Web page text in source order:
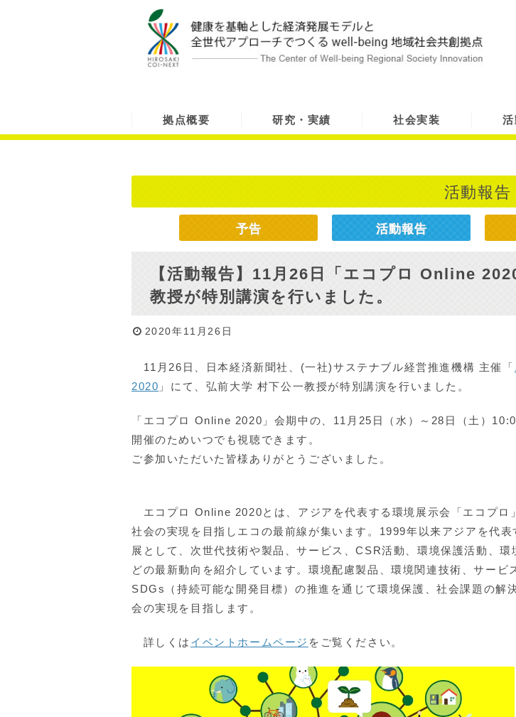
拠点概要 研究・実績 社会実装
活動報告
予告 活動報告
【活動報告】11月26日「エコプロ Online
教授が特別講演を行いました。
2020年11月26日
11月26日、日本経済新聞社、(一社)サステナブル経営推進機構 主催「
2020 」にて、弘前大学 村下公一教授が特別講演を行いました。
「エコプロ Online 2020」会期中の、 11月25日（水）～28日（土）
開催のためいつでも視聴できます。
ご参加いただいた皆様ありがとうございました。
エコプロ Online 2020とは、アジアを代表する環境展示会「エコプロ
社会の実現を目指しエコの最前線が集います。1999年以来アジアを代表
展として、次世代技術や製品、サービス、CSR活動、環境保護活動、環
どの最新動向を紹介しています。環境配慮製品、環境関連技術、サービ
SDGs（持続可能な開発目標）の推進を通じて環境保護、社会課題の解
会の実現を目指します。
詳しくは イベントホームページ をご覧ください。